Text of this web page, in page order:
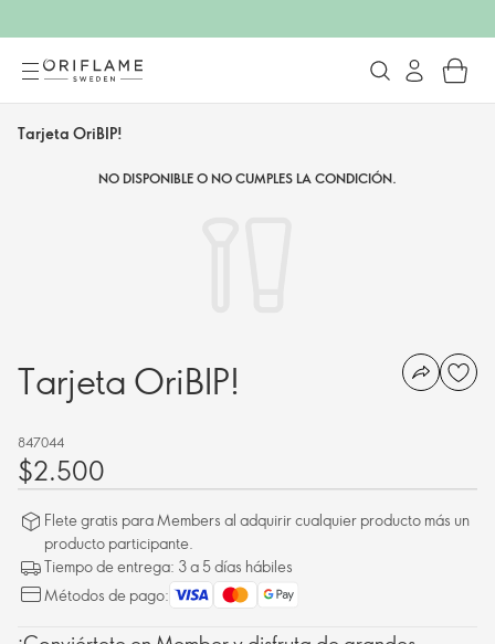
Tarjeta OriBIP!
NO DISPONIBLE O NO CUMPLES LA CONDICIÓN.
Tarjeta OriBIP!
847044
$2.500
Flete gratis para Members al adquirir cualquier producto más un
producto participante.
Tiempo de entrega: 3 a 5 días hábiles
Métodos de pago: